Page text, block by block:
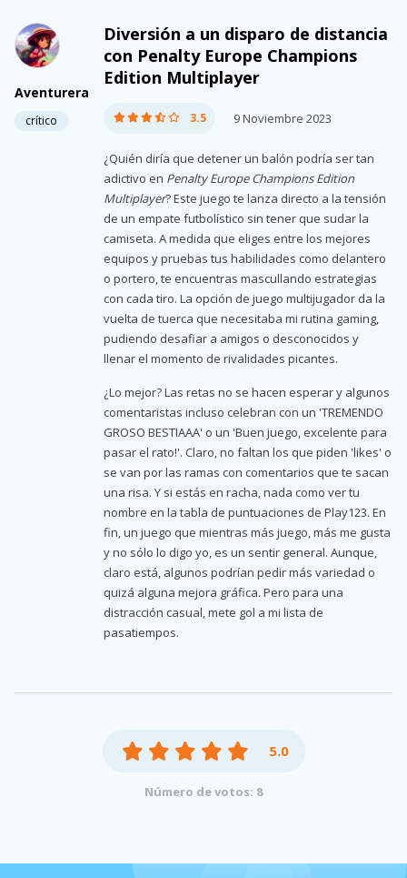
Aventurera
crítico
Diversión a un disparo de distancia
con Penalty Europe Champions
Edition Multiplayer
3.5 9 Noviembre 2023
¿Quién diría que detener un balón podría ser tan
adictivo en Penalty Europe Champions Edition
Multiplayer? Este juego te lanza directo a la tensión
de un empate futbolístico sin tener que sudar la
camiseta. A medida que eliges entre los mejores
equipos y pruebas tus habilidades como delantero
o portero, te encuentras mascullando estrategias
con cada tiro. La opción de juego multijugador da la
vuelta de tuerca que necesitaba mi rutina gaming,
pudiendo desafiar a amigos o desconocidos y
llenar el momento de rivalidades picantes.
¿Lo mejor? Las retas no se hacen esperar y algunos
comentaristas incluso celebran con un 'TREMENDO
GROSO BESTIAAA' o un 'Buen juego, excelente para
pasar el rato!'. Claro, no faltan los que piden 'likes' o
se van por las ramas con comentarios que te sacan
una risa. Y si estás en racha, nada como ver tu
nombre en la tabla de puntuaciones de Play123. En
fin, un juego que mientras más juego, más me gusta
y no sólo lo digo yo, es un sentir general. Aunque,
claro está, algunos podrían pedir más variedad o
quizá alguna mejora gráfica. Pero para una
distracción casual, mete gol a mi lista de
pasatiempos.
5.0
Número de votos: 8